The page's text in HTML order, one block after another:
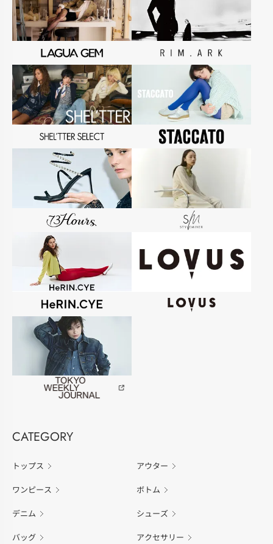
CATEGORY
トップス アウター
ワンピース ボトム
デニム シューズ
バッグ アクセサリー